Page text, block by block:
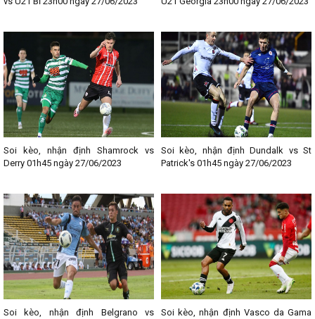
Soi kèo, nhận định Shamrock vs
Derry 01h45 ngày 27/06/2023
Soi kèo, nhận định Dundalk vs St
Patrick's 01h45 ngày 27/06/2023
Soi kèo, nhận định Belgrano vs
Soi kèo, nhận định Vasco da Gama